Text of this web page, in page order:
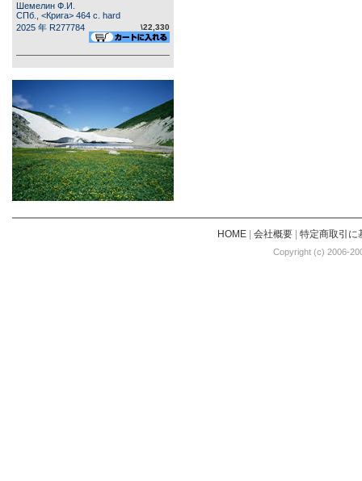
Шемелин Ф.И.
СПб., <Крига> 464 c. hard
2025 年 R277784
\22,330
HOME| 会社概要| 特定商取引に
Copyright (c) 2006-